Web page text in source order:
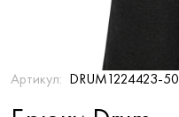
Артикул: DRUM1224423-50